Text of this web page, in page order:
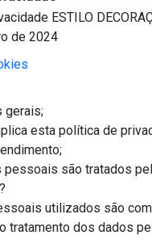
ESTILO
de 2024
gerais;
esta política de
pessoais são tratados
utilizados são
tratamento dos dados